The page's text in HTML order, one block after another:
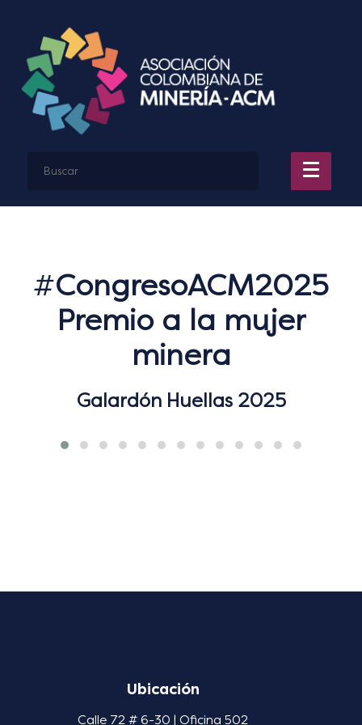
#CongresoACM2025
Premio a la mujer
minera
Galardón Huellas 2025
Ubicación
Calle 72 # 6-30 | Oficina 502